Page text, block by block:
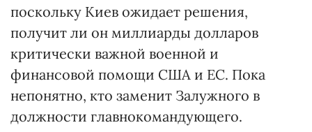
поскольку Киев ожидает решения,
получит ли он миллиарды долларов
критически важной военной и
финансовой помощи США и ЕС. Пока
непонятно, кто заменит Залужного в
должности главнокомандующего.